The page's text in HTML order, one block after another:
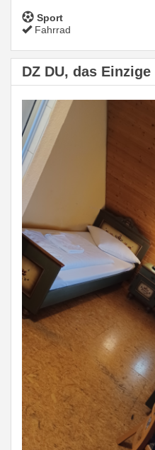
Sport
Fahrrad
DZ DU, das Einzige